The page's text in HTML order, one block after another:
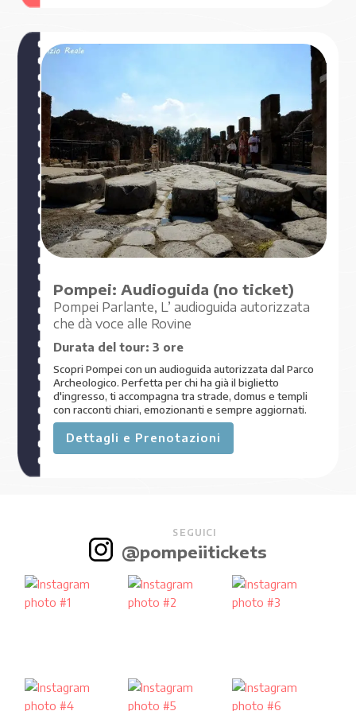
A PARTIRE DA
Pompei: Audioguida (no ticket)
Pompei Parlante, L’ audioguida autorizzata
che dà voce alle Rovine
Durata del tour:3 ore
Scopri Pompei con un audioguida autorizzata dal Parco
Archeologico. Perfetta per chi ha già il biglietto
d'ingresso, ti accompagna tra strade, domus e templi
con racconti chiari, emozionanti e sempre aggiornati.
Dettagli e Prenotazioni
SEGUICI
@pompeiitickets